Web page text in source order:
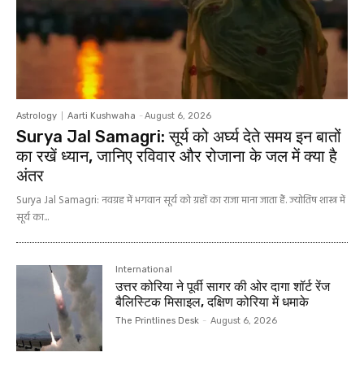
Astrology Aarti Kushwaha - August 6, 2026
Surya Jal Samagri: सूर्य को अर्घ्य देते समय इन बातों
का रखें ध्यान, जानिए रविवार और रोजाना के जल में क्या है
अंतर
Surya Jal Samagri: नवग्रह में भगवान सूर्य को ग्रहों का राजा माना जाता हैं. ज्योतिष शास्त्र में
सूर्य का...
International
उत्तर कोरिया ने पूर्वी सागर की ओर दागा शॉर्ट रेंज
बैलिस्टिक मिसाइल, दक्षिण कोरिया में धमाके
The Printlines Desk - August 6, 2026